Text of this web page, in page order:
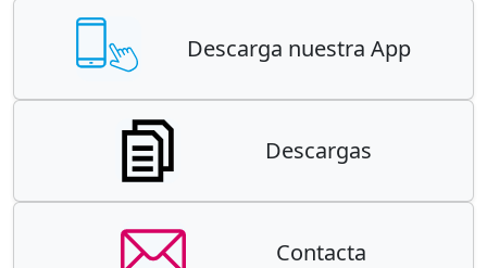
Descarga nuestra App
Descargas
Contacta